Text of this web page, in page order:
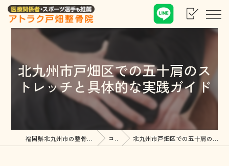
北九州市戸畑区での五十肩のス
トレッチと具体的な実践ガイド
福岡県北九州市の整骨院ならアトラク戸畑整骨院 コラム 北九州市戸畑区での五十肩のストレッチと具体的な実践ガイド